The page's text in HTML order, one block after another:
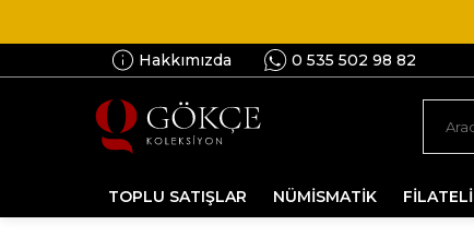
Hakkımızda 0 535 502 98 82
TOPLU SATIŞLAR NÜMİSMATİK FİLATELİ